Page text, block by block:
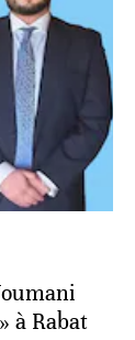
à Rabat